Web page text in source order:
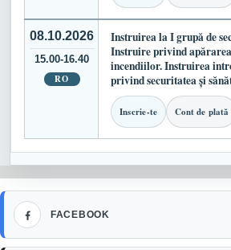
08.10.2026
15.00-16.40
RO
Instruirea la I grupă de
Instruire privind
incendiilor. Instruirea
privind securitatea și
Inscrie-te Cont de plată
FACEBOOK
Facebook